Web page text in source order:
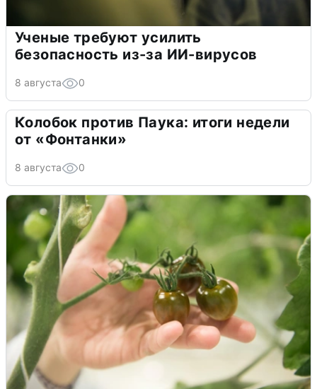
Ученые требуют усилить
безопасность из-за ИИ-вирусов
8 августа 0
Колобок против Паука: итоги недели
от «Фонтанки»
8 августа 0